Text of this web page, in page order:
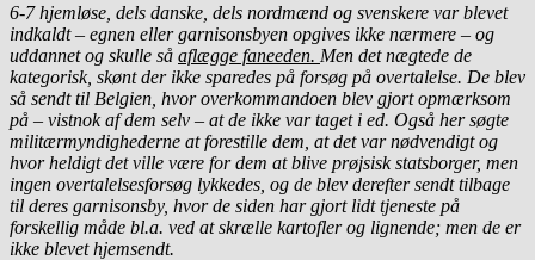
6-7 hjemløse, dels danske, dels nordmænd og svenskere var blevet
indkaldt – egnen eller garnisonsbyen opgives ikke nærmere – og
uddannet og skulle så aflægge faneeden. Men det nægtede de
kategorisk, skønt der ikke sparedes på forsøg på overtalelse. De blev
så sendt til Belgien, hvor overkommandoen blev gjort opmærksom
på – vistnok af dem selv – at de ikke var taget i ed. Også her søgte
militærmyndighederne at forestille dem, at det var nødvendigt og
hvor heldigt det ville være for dem at blive prøjsisk statsborger, men
ingen overtalelsesforsøg lykkedes, og de blev derefter sendt tilbage
til deres garnisonsby, hvor de siden har gjort lidt tjeneste på
forskellig måde bl.a. ved at skrælle kartofler og lignende; men de er
ikke blevet hjemsendt.